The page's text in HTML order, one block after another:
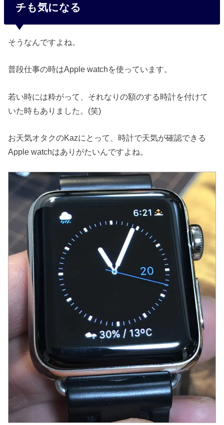
チも気になる
そうなんですよね。
普段仕事の時はApple watchを使っています。
若い時には粋がって、それなりの額のする時計を付けて
いた時もありました。(笑)
お天気オタクのKazにとって、時計で天気が確認できる
Apple watchはありがたいんですよね。